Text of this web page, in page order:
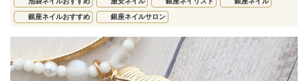
銀座ネイルおすすめ 銀座ネイルサロン